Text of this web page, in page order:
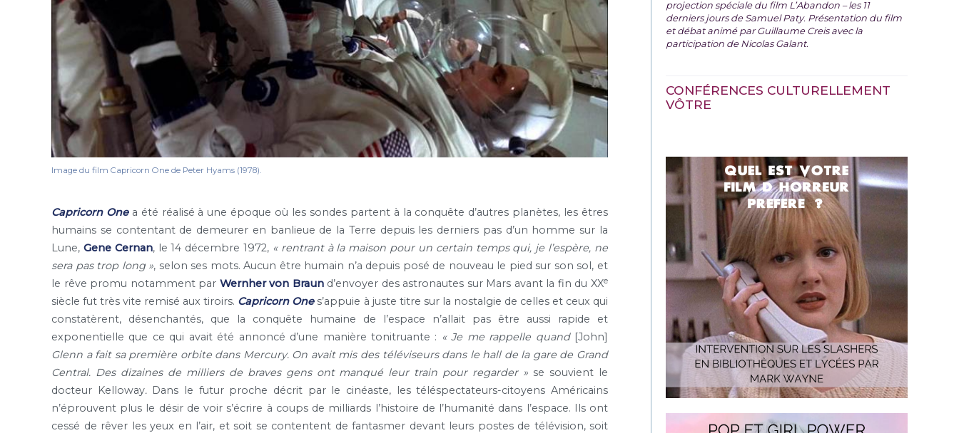
Image du film Capricorn One de Peter Hyams (1978).
Capricorn One a été réalisé à une époque où les sondes partent à la conquête d’autres planètes, les êtres
humains se contentant de demeurer en banlieue de la Terre depuis les derniers pas d’un homme sur la
Lune, Gene Cernan, le 14 décembre 1972, « rentrant à la maison pour un certain temps qui, je l’espère, ne
sera pas trop long », selon ses mots. Aucun être humain n’a depuis posé de nouveau le pied sur son sol, et
le rêve promu notamment par Wernher von Braund’envoyer des astronautes sur Mars avant la fin du XXe
siècle fut très vite remisé aux tiroirs. Capricorn Ones’appuie à juste titre sur la nostalgie de celles et ceux qui
constatèrent, désenchantés, que la conquête humaine de l’espace n’allait pas être aussi rapide et
exponentielle que ce qui avait été annoncé d’une manière tonitruante : « Je me rappelle quand [John]
Glenn a fait sa première orbite dans Mercury. On avait mis des téléviseurs dans le hall de la gare de Grand
Central. Des dizaines de milliers de braves gens ont manqué leur train pour regarder » se souvient le
docteur Kelloway. Dans le futur proche décrit par le cinéaste, les téléspectateurs-citoyens Américains
n’éprouvent plus le désir de voir s’écrire à coups de milliards l’histoire de l’humanité dans l’espace. Ils ont
cessé de rêver les yeux en l’air, et soit se contentent de fantasmer devant leurs postes de télévision, soit
projection spéciale du film L’Abandon – les 11
derniers jours de Samuel Paty. Présentation du film
et débat animé par Guillaume Creis avec la
participation de Nicolas Galant.
CONFÉRENCES CULTURELLEMENT
VÔTRE